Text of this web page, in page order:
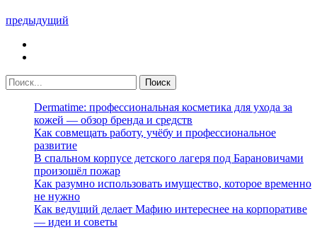
предыдущий
Dermatime: профессиональная косметика для ухода за
кожей — обзор бренда и средств
Как совмещать работу, учёбу и профессиональное
развитие
В спальном корпусе детского лагеря под Барановичами
произошёл пожар
Как разумно использовать имущество, которое временно
не нужно
Как ведущий делает Мафию интереснее на корпоративе
— идеи и советы